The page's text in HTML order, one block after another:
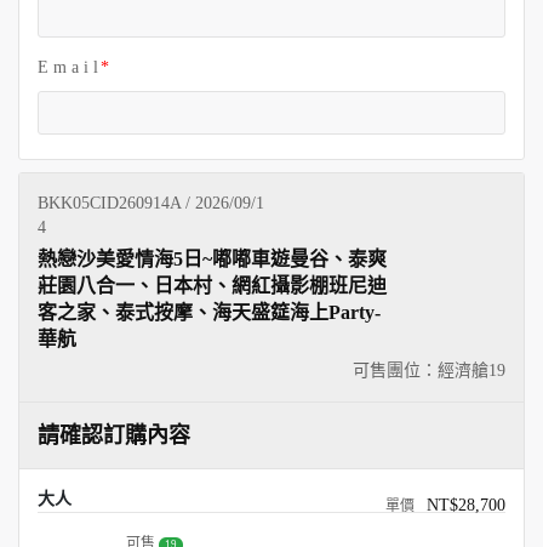
E m a i l
BKK05CID260914A / 2026/09/1
4
可售團位：經濟艙19
熱戀沙美愛情海5日~嘟嘟車遊曼谷、泰爽
莊園八合一、日本村、網紅攝影棚班尼迪
客之家、泰式按摩、海天盛筵海上Party-
華航
請確認訂購內容
大人 NT$28,700
可售 19